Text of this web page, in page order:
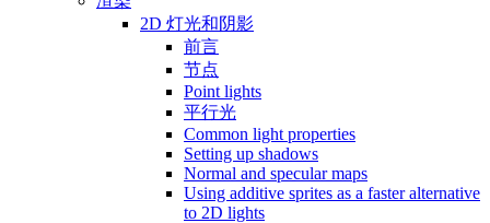
2D 灯光和阴影
前言
节点
Point lights
平行光
Common light properties
Setting up shadows
Normal and specular maps
Using additive sprites as a faster alternative
to 2D lights